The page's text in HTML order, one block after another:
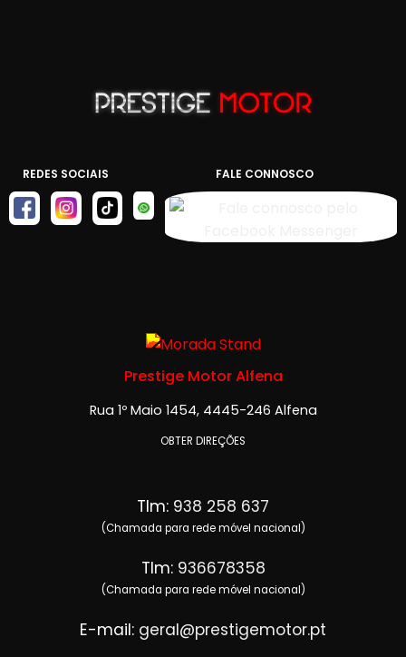
REDES SOCIAIS FALE CONNOSCO
Prestige Motor Alfena
Rua 1º Maio 1454, 4445-246 Alfena
OBTER DIREÇÕES
Tlm: 938 258 637
(Chamada para rede móvel nacional)
Tlm: 936678358
(Chamada para rede móvel nacional)
E-mail: geral@prestigemotor.pt